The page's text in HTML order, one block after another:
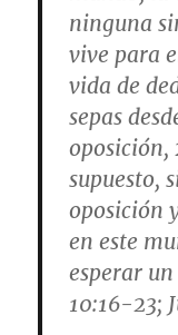
ninguna
vive para
vida de
sepas
oposición,
supuesto,
oposición
en este
esperar
10:16-23;